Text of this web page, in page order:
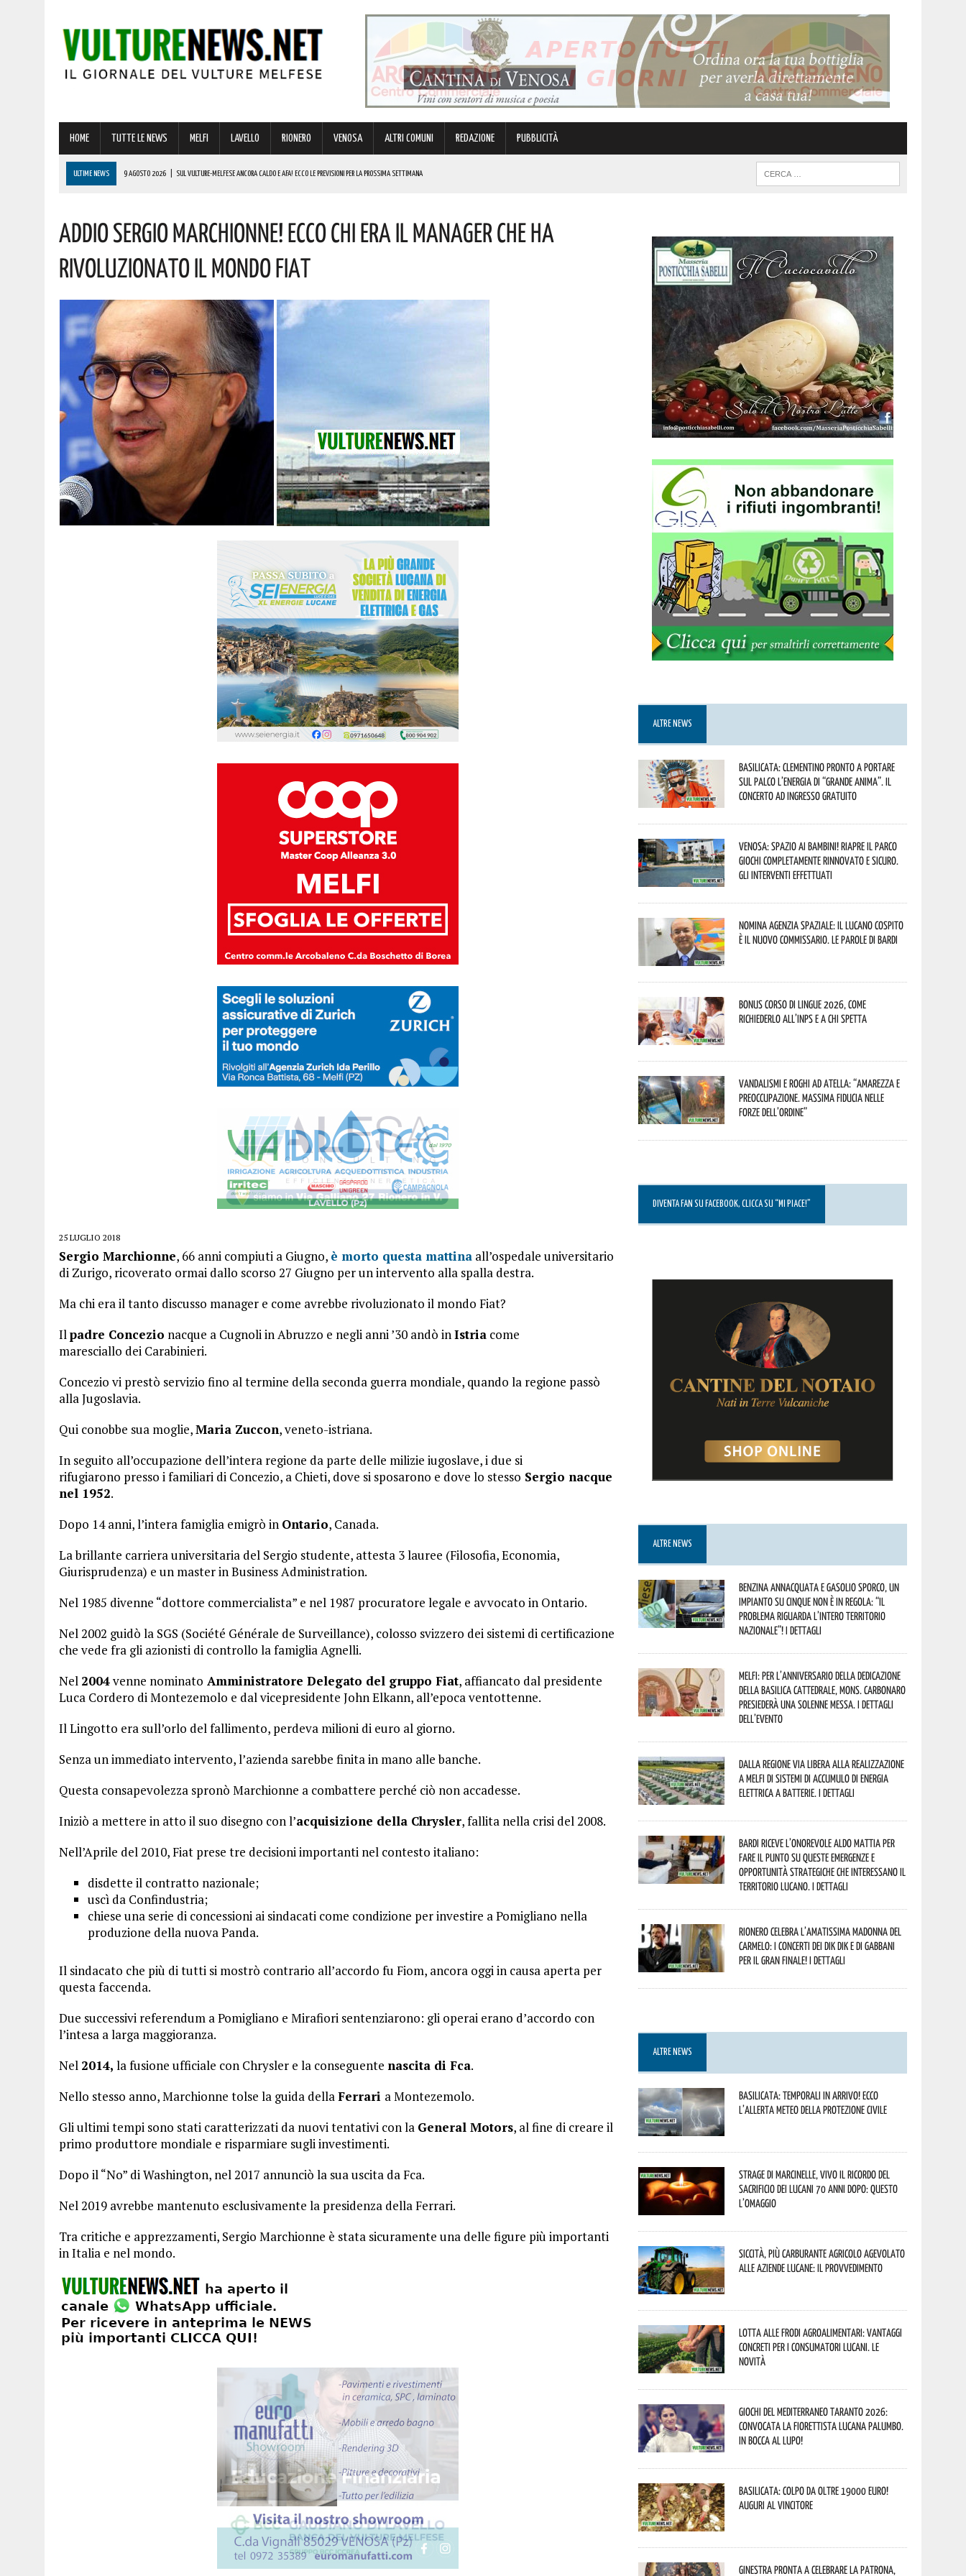
HOME TUTTE LE NEWS MELFI LAVELLO RIONERO VENOSA ALTRI COMUNI REDAZIONE PUBBLICITÀ
ULTIME NEWS 9 AGOSTO 2026 SUL VULTURE-MELFESE ANCORA CALDO E AFA! ECCO LE PREVISIONI PER LA PROSSIMA SETTIMANA
9 AGOSTO 2026 | VINCITA DA RECORD A MELFI DI OLTRE 600000 EURO! AUGURI AL FORTUNATO
9 AGOSTO 2026 | A BARILE ARRIVA L’ANGURIA PARTY! I DETTAGLI
ADDIO SERGIO MARCHIONNE! ECCO CHI ERA IL MANAGER CHE HA
RIVOLUZIONATO IL MONDO FIAT
25 LUGLIO 2018
Sergio Marchionne, 66 anni compiuti a Giugno, è morto questa mattina all’ospedale universitario
di Zurigo, ricoverato ormai dallo scorso 27 Giugno per un intervento alla spalla destra.
Ma chi era il tanto discusso manager e come avrebbe rivoluzionato il mondo Fiat?
Ilpadre Concezio nacque a Cugnoli in Abruzzo e negli anni ’30 andò inIstria come
maresciallo dei Carabinieri.
Concezio vi prestò servizio fino al termine della seconda guerra mondiale, quando la regione passò
alla Jugoslavia.
Qui conobbe sua moglie,Maria Zuccon, veneto-istriana.
In seguito all’occupazione dell’intera regione da parte delle milizie iugoslave, i due si
rifugiarono presso i familiari di Concezio, a Chieti, dove si sposarono e dove lo stesso Sergio nacque
nel 1952.
Dopo 14 anni, l’intera famiglia emigrò in Ontario, Canada.
La brillante carriera universitaria del Sergio studente, attesta 3 lauree (Filosofia, Economia,
Giurisprudenza) e un master in Business Administration.
Nel 1985 divenne “dottore commercialista” e nel 1987 procuratore legale e avvocato in Ontario.
Nel 2002 guidò la SGS (Société Générale de Surveillance), colosso svizzero dei sistemi di certificazione
che vede fra gli azionisti di controllo la famiglia Agnelli.
Nel 2004venne nominato Amministratore Delegato del gruppo Fiat, affiancato dal presidente
Luca Cordero di Montezemolo e dal vicepresidente John Elkann, all’epoca ventottenne.
Il Lingotto era sull’orlo del fallimento, perdeva milioni di euro al giorno.
Senza un immediato intervento, l’azienda sarebbe finita in mano alle banche.
Questa consapevolezza spronò Marchionne a combattere perché ciò non accadesse.
Iniziò a mettere in atto il suo disegno con l’acquisizione della Chrysler, fallita nella crisi del 2008.
Nell’Aprile del 2010, Fiat prese tre decisioni importanti nel contesto italiano:
disdette il contratto nazionale;
uscì da Confindustria;
chiese una serie di concessioni ai sindacati come condizione per investire a Pomigliano nella
produzione della nuova Panda.
Il sindacato che più di tutti si mostrò contrario all’accordo fu Fiom, ancora oggi in causa aperta per
questa faccenda.
Due successivi referendum a Pomigliano e Mirafiori sentenziarono: gli operai erano d’accordo con
l’intesa a larga maggioranza.
Nel 2014, la fusione ufficiale con Chrysler e la conseguente nascita di Fca.
Nello stesso anno, Marchionne tolse la guida dellaFerrari a Montezemolo.
Gli ultimi tempi sono stati caratterizzati da nuovi tentativi con la General Motors, al fine di creare il
primo produttore mondiale e risparmiare sugli investimenti.
Dopo il “No” di Washington, nel 2017 annunciò la sua uscita da Fca.
Nel 2019 avrebbe mantenuto esclusivamente la presidenza della Ferrari.
Tra critiche e apprezzamenti, Sergio Marchionne è stata sicuramente una delle figure più importanti
in Italia e nel mondo.
ALTRE NEWS
Basilicata: Clementino pronto a portare
sul palco l’energia di “Grande Anima”. Il
concerto ad ingresso gratuito
Venosa: spazio ai bambini! Riapre il Parco
Giochi completamente rinnovato e sicuro.
Gli interventi effettuati
Nomina Agenzia Spaziale: il lucano Cospito
è il nuovo commissario. Le parole di Bardi
Bonus corso di lingue 2026, come
richiederlo all’INPS e a chi spetta
Vandalismi e roghi ad Atella: “Amarezza e
preoccupazione. Massima fiducia nelle
Forze dell’Ordine”
DIVENTA FAN SU FACEBOOK, CLICCA SU “MI PIACE!”
ALTRE NEWS
Benzina annacquata e gasolio sporco, un
impianto su cinque non è in regola: “il
problema riguarda l’intero territorio
Nazionale”! I dettagli
Melfi: per l’anniversario della Dedicazione
della Basilica Cattedrale, Mons. Carbonaro
presiederà una solenne messa. I dettagli
dell’evento
Dalla Regione via libera alla realizzazione
a Melfi di sistemi di accumulo di energia
elettrica a batterie. I dettagli
Bardi riceve l’onorevole Aldo Mattia per
fare il punto su queste emergenze e
opportunità strategiche che interessano il
territorio lucano. I dettagli
Rionero celebra l’amatissima Madonna del
Carmelo: i concerti dei DIK DIK e di Gabbani
per il gran finale! I dettagli
ALTRE NEWS
Basilicata: temporali in arrivo! Ecco
l’allerta meteo della Protezione civile
Strage di Marcinelle, vivo il ricordo del
sacrificio dei lucani 70 anni dopo: questo
l’omaggio
Siccità, più carburante agricolo agevolato
alle aziende lucane: il provvedimento
Lotta alle frodi agroalimentari: vantaggi
concreti per i consumatori lucani. Le
novità
Giochi del Mediterraneo Taranto 2026:
convocata la fiorettista lucana Palumbo.
In bocca al lupo!
Basilicata: colpo da oltre 19000 Euro!
Auguri al vincitore
Ginestra pronta a celebrare la Patrona,